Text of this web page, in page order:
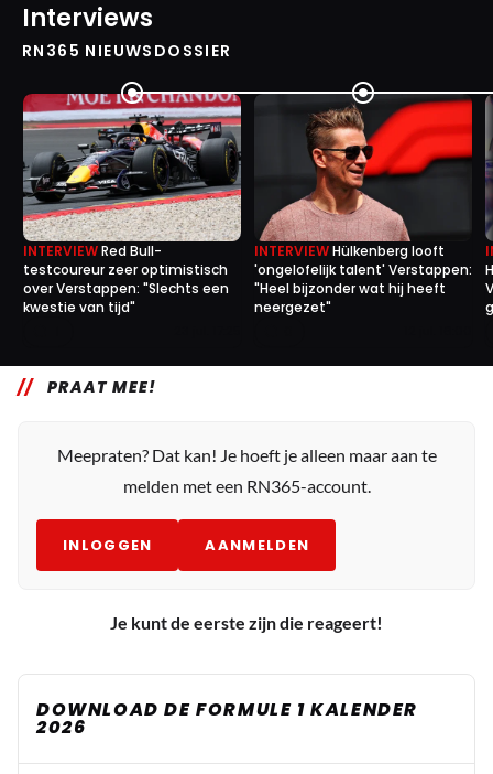
Interviews
RN365 NIEUWSDOSSIER
INTERVIEWRed Bull-
testcoureur zeer optimistisch
over Verstappen: "Slechts een
kwestie van tijd"
INTERVIEWHülkenberg looft
'ongelofelijk talent' Verstappen:
"Heel bijzonder wat hij heeft
neergezet"
PRAAT MEE!
Meepraten? Dat kan! Je hoeft je alleen maar aan te
melden met een RN365-account.
INLOGGEN AANMELDEN
Je kunt de eerste zijn die reageert!
DOWNLOAD DE FORMULE 1 KALENDER
2026